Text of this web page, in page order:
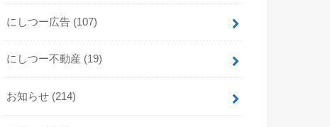
にしつー広告 (107)
にしつー不動産 (19)
お知らせ (214)